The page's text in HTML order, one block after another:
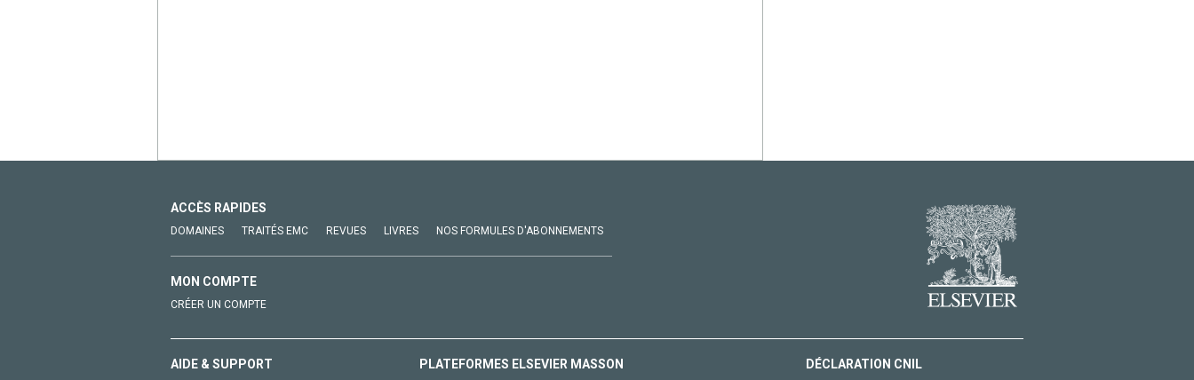
ACCÈS RAPIDES
DOMAINES TRAITÉS EMC REVUES LIVRES NOS FORMULES D'ABONNEMENTS
MON COMPTE
CRÉER UN COMPTE
AIDE & SUPPORT PLATEFORMES ELSEVIER MASSON
DÉCLARATION CNIL